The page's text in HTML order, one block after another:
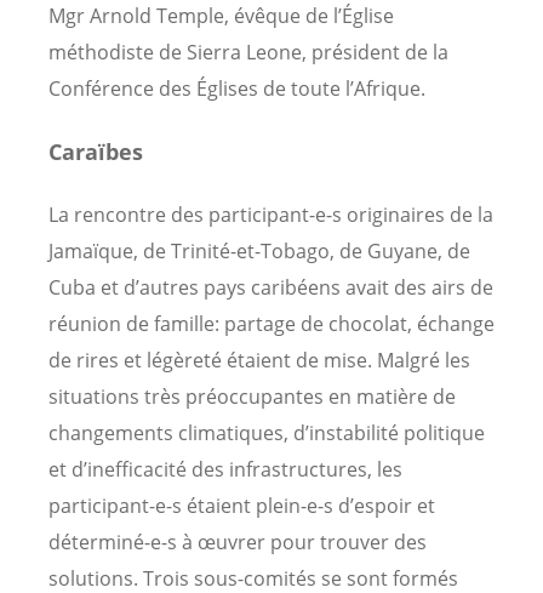
Mgr Arnold Temple, évêque de l’Église
méthodiste de Sierra Leone, président de la
Conférence des Églises de toute l’Afrique.
Caraïbes
La rencontre des participant-e-s originaires de la
Jamaïque, de Trinité-et-Tobago, de Guyane, de
Cuba et d’autres pays caribéens avait des airs de
réunion de famille: partage de chocolat, échange
de rires et légèreté étaient de mise. Malgré les
situations très préoccupantes en matière de
changements climatiques, d’instabilité politique
et d’inefficacité des infrastructures, les
participant-e-s étaient plein-e-s d’espoir et
déterminé-e-s à œuvrer pour trouver des
solutions. Trois sous-comités se sont formés